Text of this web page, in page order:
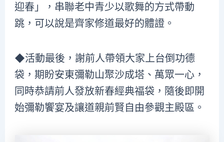
迎春」，串聯老中青少以歌舞的方式帶動
跳，可以說是齊家修道最好的體證。
◆活動最後，謝前人帶領大家上台倒功德
袋，期盼安東彌勒山聚沙成塔、萬眾一心，
同時恭請前人發放新春經典福袋，隨後即開
始彌勒饗宴及讓道親前賢自由參觀主殿區。